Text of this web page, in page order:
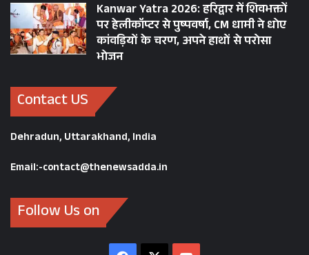
Kanwar Yatra 2026: हरिद्वार में शिवभक्तों
पर हेलीकॉप्टर से पुष्पवर्षा, CM धामी ने धोए
कांवड़ियों के चरण, अपने हाथों से परोसा
भोजन
Contact US
Dehradun, Uttarakhand, India
Email:-contact@thenewsadda.in
Follow Us on